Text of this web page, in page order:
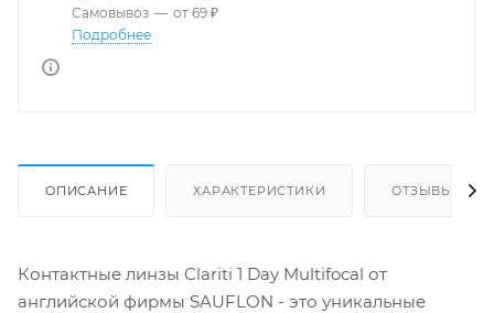
Самовывоз — от 69 ₽
Подробнее
ОПИСАНИЕ ХАРАКТЕРИСТИКИ ОТЗЫВЫ
Контактные линзы Clariti 1 Day Multifocal от
английской фирмы SAUFLON - это уникальные